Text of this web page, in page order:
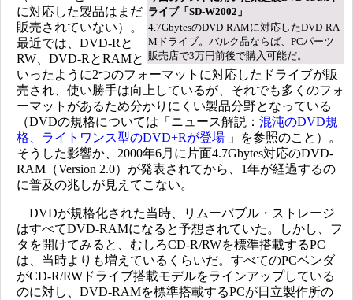
ライブ「SD-W2002」
4.7GbytesのDVD-RAMに対応したDVD-RA
Mドライブ。バルク品ならば、PCパーツ
販売店で3万円前後で購入可能だ。
に対応した製品はまだ
販売されていない）。
最近では、DVD-Rと
RW、DVD-RとRAMと
いったように2つのフォーマットに対応したドライブが販
売され、使い勝手は向上しているが、それでも多くのフォ
ーマットがあるため分かりにくい製品分野となっている
（DVDの規格については「ニュース解説： 混沌のDVD規
格、ライトワンス型のDVD+Rが登場 」を参照のこと）。
そうした影響か、2000年6月に片面4.7Gbytes対応のDVD-
RAM（Version 2.0）が発表されてから、1年が経過するの
に普及の兆しが見えてこない。
DVDが規格化された当時、リムーバブル・ストレージ
はすべてDVD-RAMになると予想されていた。しかし、フ
タを開けてみると、むしろCD-R/RWを標準搭載するPC
は、当時よりも増えているくらいだ。すべてのPCベンダ
がCD-R/RWドライブ搭載モデルをラインアップしている
のに対し、DVD-RAMを標準搭載するPCが日立製作所の